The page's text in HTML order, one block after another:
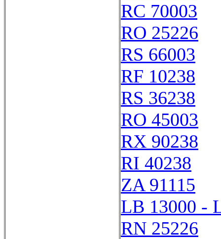
RC 70003
RO 25226
RS 66003
RF 10238
RS 36238
RO 45003
RX 90238
RI 40238
ZA 91115
LB 13000 -
RN 25226